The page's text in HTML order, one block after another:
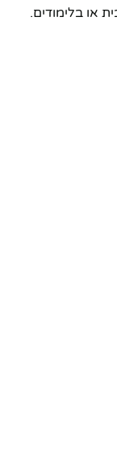
או בלימודים.